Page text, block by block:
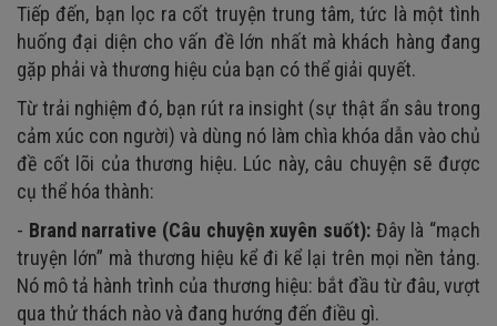
Tiếp đến, bạn lọc ra cốt truyện trung tâm, tức là một tình
huống đại diện cho vấn đề lớn nhất mà khách hàng đang
gặp phải và thương hiệu của bạn có thể giải quyết.
Từ trải nghiệm đó, bạn rút ra insight (sự thật ẩn sâu trong
cảm xúc con người) và dùng nó làm chìa khóa dẫn vào chủ
đề cốt lõi của thương hiệu. Lúc này, câu chuyện sẽ được
cụ thể hóa thành:
- Brand narrative (Câu chuyện xuyên suốt): Đây là “mạch
truyện lớn” mà thương hiệu kể đi kể lại trên mọi nền tảng.
Nó mô tả hành trình của thương hiệu: bắt đầu từ đâu, vượt
qua thử thách nào và đang hướng đến điều gì.